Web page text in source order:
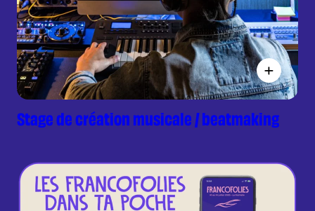
Stage de création musicale / beatmaking